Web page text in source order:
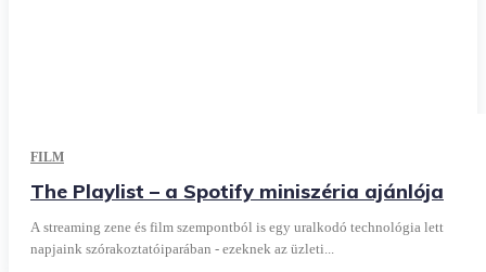
FILM
The Playlist – a Spotify miniszéria ajánlója
A streaming zene és film szempontból is egy uralkodó technológia lett
napjaink szórakoztatóiparában - ezeknek az üzleti...